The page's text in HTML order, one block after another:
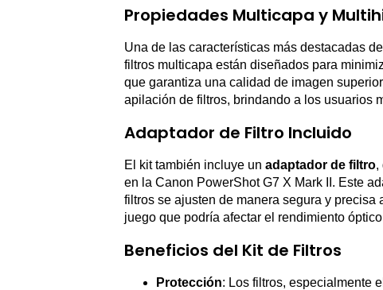
Propiedades Multicapa y
Una de las características más destacadas
filtros multicapa están diseñados para
que garantiza una calidad de imagen
apilación de filtros, brindando a los usuarios
Adaptador de Filtro Incluido
El kit también incluye un adaptador de filtro,
en la Canon PowerShot G7 X Mark II. Este
filtros se ajusten de manera segura y
juego que podría afectar el rendimiento
Beneficios del Kit de Filtros
Protección: Los filtros, especialmente